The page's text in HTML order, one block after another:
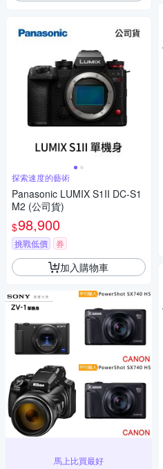
探索速度的藝術
Panasonic LUMIX S1II DC-S1
M2 (公司貨)
$98,900
挑戰低價 券
加入購物車
馬上比買最好